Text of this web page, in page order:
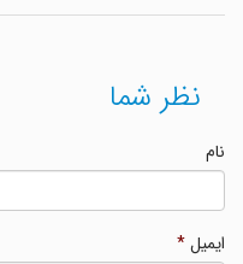
نظر شما
ایمیل*